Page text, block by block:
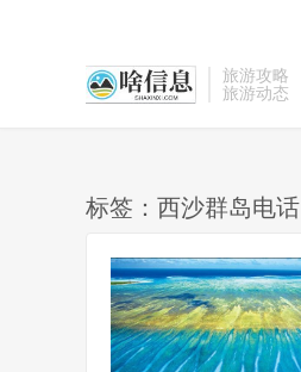
旅游攻略
旅游动态
标签：西沙群岛电话